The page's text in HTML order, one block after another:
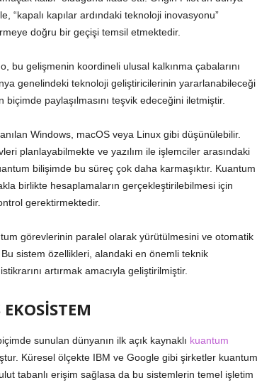
“kapalı kapılar ardındaki teknoloji inovasyonu”
doğru bir geçişi temsil etmektedir.
bu gelişmenin koordineli ulusal kalkınma çabalarını
genelindeki teknoloji geliştiricilerinin yararlanabileceği
paylaşılmasını teşvik edeceğini iletmiştir.
Windows, macOS veya Linux gibi düşünülebilir.
planlayabilmekte ve yazılım ile işlemciler arasındaki
bilişimde bu süreç çok daha karmaşıktır. Kuantum
birlikte hesaplamaların gerçekleştirilebilmesi için
gerektirmektedir.
görevlerinin paralel olarak yürütülmesini ve otomatik
sistem özellikleri, alandaki en önemli teknik
artırmak amacıyla geliştirilmiştir.
sunulan dünyanın ilk açık kaynaklı kuantum
Küresel ölçekte IBM ve Google gibi şirketler kuantum
tabanlı erişim sağlasa da bu sistemlerin temel işletim